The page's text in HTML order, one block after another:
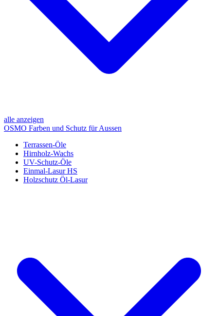
alle anzeigen
OSMO Farben und Schutz für Aussen
Terrassen-Öle
Hirnholz-Wachs
UV-Schutz-Öle
Einmal-Lasur HS
Holzschutz Öl-Lasur